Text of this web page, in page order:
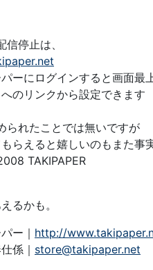
停止は、
ーにログインすると画面最
へのリンクから設定できます
られたことでは無いですが
らえると嬉しいのもまた事
TAKIPAPER
るかも。
ー｜ http://
係｜ store@takipaper.net